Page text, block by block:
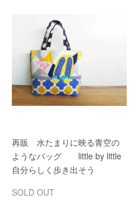
再販 水たまりに映る青空の
ようなバッグ little by little
自分らしく歩き出そう
SOLD OUT